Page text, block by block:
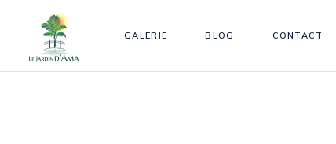
GALERIE BLOG CONTACT